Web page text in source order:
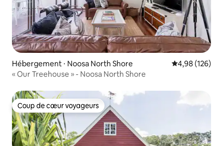
Hébergement ⋅ Noosa North Shore Évaluation
4,98 (126)
« Our Treehouse » - Noosa North Shore
Coup de cœur voyageurs
Coup de cœur voyageurs